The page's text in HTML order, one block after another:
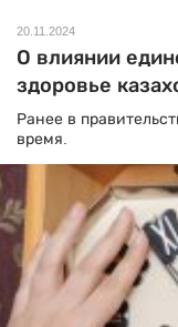
20.11.2024
О влиянии
здоровье
Ранее в
время.